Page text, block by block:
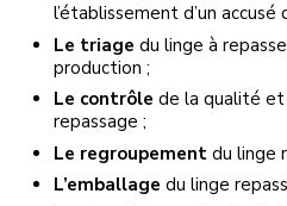
l’établissement d’un
Le triage du linge à
production ;
Le contrôle de la qualité
repassage ;
Le regroupement du linge
L’emballage du linge